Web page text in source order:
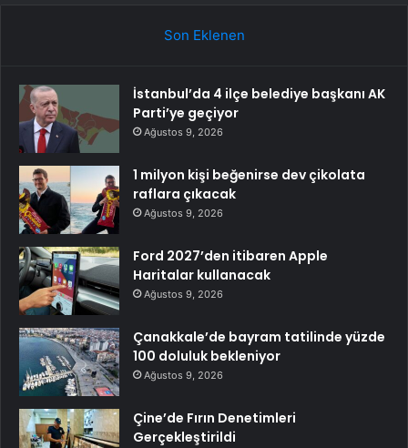
Son Eklenen
İstanbul’da 4 ilçe belediye başkanı AK
Parti’ye geçiyor
Ağustos 9, 2026
1 milyon kişi beğenirse dev çikolata
raflara çıkacak
Ağustos 9, 2026
Ford 2027’den itibaren Apple
Haritalar kullanacak
Ağustos 9, 2026
Çanakkale’de bayram tatilinde yüzde
100 doluluk bekleniyor
Ağustos 9, 2026
Çine’de Fırın Denetimleri
Gerçekleştirildi